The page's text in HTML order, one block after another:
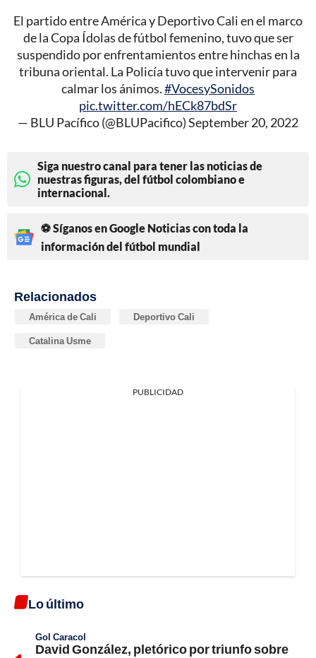
El partido entre América y Deportivo Cali en el marco
de la Copa Ídolas de fútbol femenino, tuvo que ser
suspendido por enfrentamientos entre hinchas en la
tribuna oriental. La Policía tuvo que intervenir para
calmar los ánimos.#VocesySonidos
pic.twitter.com/hECk87bdSr
— BLU Pacífico (@BLUPacifico)September 20, 2022
Siga nuestro canal para tener las noticias de
nuestras figuras, del fútbol colombiano e
internacional.
⚽ Síganos en Google Noticias con toda la
información del fútbol mundial
Relacionados
América de Cali Deportivo Cali
Catalina Usme
PUBLICIDAD
Lo último
Gol Caracol
David González, pletórico por triunfo sobre